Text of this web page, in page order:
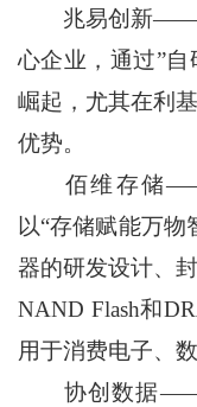
兆易创新——公
心企业，通过”
崛起，尤其在利
优势。
佰维存储——
以“存储赋能万物
器的研发设计、
NAND Flash和
用于消费电子、
协创数据——